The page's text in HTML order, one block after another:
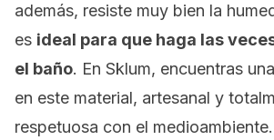
además, resiste muy bien la
es ideal para que haga las
el baño. En Sklum, encuentras
en este material, artesanal y
respetuosa con el medioambiente.